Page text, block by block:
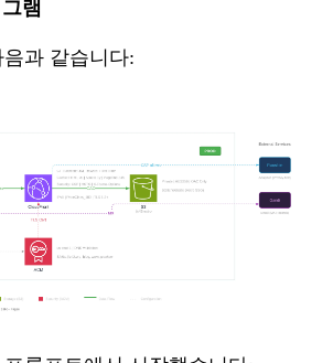
램
과 같습니다: